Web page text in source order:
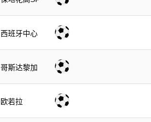
西班牙中心
哥斯达黎加
欧若拉